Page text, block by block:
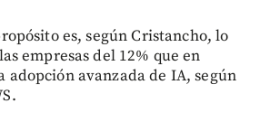
es, según Cristancho, lo
empresas del 12% que en
adopción avanzada de IA, según